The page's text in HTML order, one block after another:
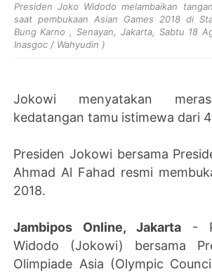
Presiden Joko Widodo melambaikan
saat pembukaan Asian Games 2018 di
Bung Karno , Senayan, Jakarta, Sabtu 18
Inasgoc / Wahyudin )
Jokowi menyatakan
kedatangan tamu istimewa dari
Presiden Jokowi bersama
Ahmad Al Fahad resmi
2018.
Jambipos Online, Jakarta -
Widodo (Jokowi) bersama
Olimpiade Asia (Olympic